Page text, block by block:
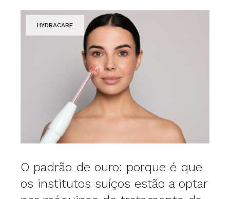
HYDRACARE
O padrão de ouro: porque é que
os institutos suíços estão a optar